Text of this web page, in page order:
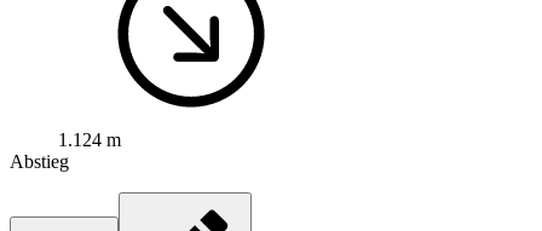
1.124 m
Abstieg